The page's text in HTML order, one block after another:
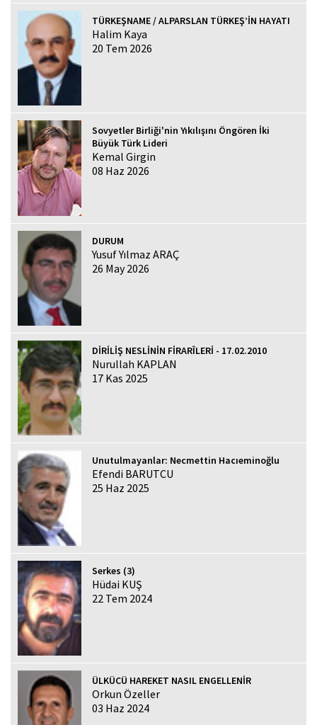
TÜRKEŞNAME / ALPARSLAN TÜRKEŞ’İN HAYATI
Halim Kaya
20 Tem 2026
Sovyetler Birliği'nin Yıkılışını Öngören İki
Büyük Türk Lideri
Kemal Girgin
08 Haz 2026
DURUM
Yusuf Yılmaz ARAÇ
26 May 2026
DİRİLİŞ NESLİNİN FİRARÎLERİ - 17.02.2010
Nurullah KAPLAN
17 Kas 2025
Unutulmayanlar: Necmettin Hacıeminoğlu
Efendi BARUTCU
25 Haz 2025
Serkes (3)
Hüdai KUŞ
22 Tem 2024
ÜLKÜCÜ HAREKET NASIL ENGELLENİR
Orkun Özeller
03 Haz 2024